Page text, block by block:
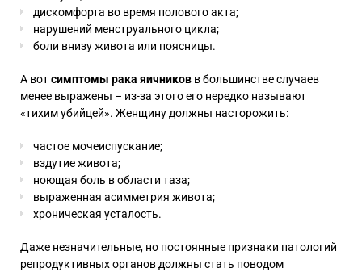
дискомфорта во время полового акта;
нарушений менструального цикла;
боли внизу живота или поясницы.
А вотсимптомы рака яичников в большинстве случаев
менее выражены – из-за этого его нередко называют
«тихим убийцей». Женщину должны насторожить:
частое мочеиспускание;
вздутие живота;
ноющая боль в области таза;
выраженная асимметрия живота;
хроническая усталость.
Даже незначительные, но постоянные признаки патологий
репродуктивных органов должны стать поводом